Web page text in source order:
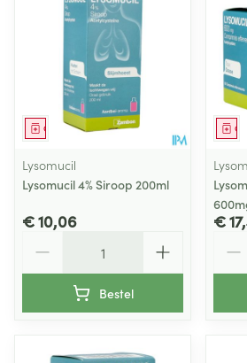
Geneesmiddel
Lysomucil
Lysomucil 4% Siroop 200ml
€ 10,06
Bestel
€